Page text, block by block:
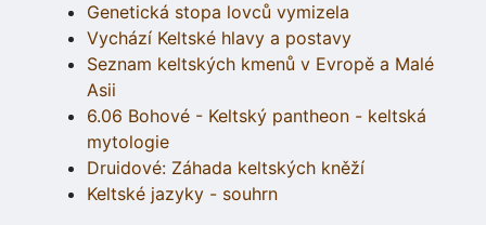
Genetická stopa lovců vymizela
Vychází Keltské hlavy a postavy
Seznam keltských kmenů v Evropě a Malé
Asii
6.06 Bohové - Keltský pantheon - keltská
mytologie
Druidové: Záhada keltských kněží
Keltské jazyky - souhrn